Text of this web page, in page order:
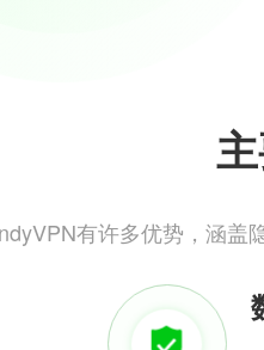
有许多优势，涵盖